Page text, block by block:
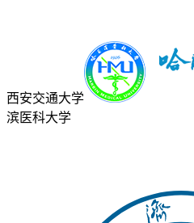
西安交通大学
滨医科大学